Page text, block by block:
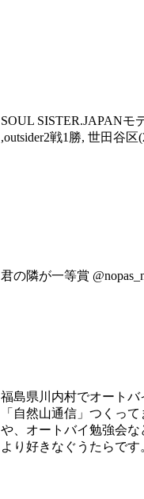
SOUL SISTER.JAPANモ
,outsider2戦1勝, 世田谷
君の隣が一等賞
福島県川内村でオート
「自然山通信」つくっ
や、オートバイ勉強会
より好きなぐうたらです